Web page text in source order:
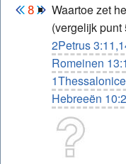
Waartoe zet
(vergelijk punt
2Petrus
Romeinen
Hebreeën